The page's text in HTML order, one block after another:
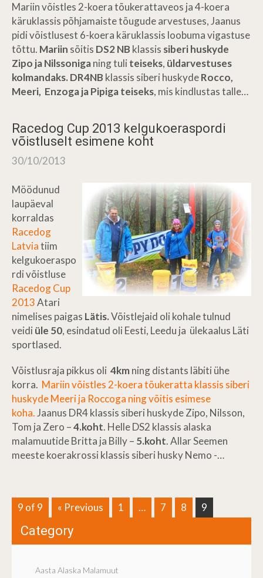
Mariin võistles 2-koera tõukerattaveos ja 4-koera
käruklassis põhjamaiste tõugude arvestuses, Jaanus
pidi võistlusest 6-koera käruklassis loobuma vigastuse
tõttu. Mariin sõitis DS2 NB klassis siberi huskyde
Zipo ja Nilssoniganing tuli teiseks, üldarvestuses
kolmandaks. DR4NB klassis siberi huskydeRocco,
Meeri, Enzoga ja Pipiga teiseks, mis kindlustas talle…
Racedog Cup 2013 kelgukoeraspordi
võistluselt esimene koht
30/10/2013
Möödunud
laupäeval
korraldas
Racedog
Latviatiim
kelgukoeraspo
rdi võistluse
Racedog Cup
2013Atari
nimelises paigas Lätis.Võistlejaid oli kohale tulnud
veidi üle 50, esindatud oli Eesti, Leedu ja ülekaalus Läti
sportlased.
Võistlusraja pikkus oli 4kmning distants läbiti ühe
korra. Mariin võistles 2-koera tõukeratta klassis siberi
huskyde Meeri ja Roccoga ning võitis esimese
koha.Jaanus DR4 klassis siberi huskyde Zipo, Nilsson,
Tom ja Zero –4.koht. Helle DS2 klassis alaska
malamuutide Britta ja Billy – 5.koht. Allar Seemen
meeste koerakrossi klassis siberi husky Nemo -…
9 of 9 « Previous 1 … 7 8 9
Category
Aasta Alaska Malamuut